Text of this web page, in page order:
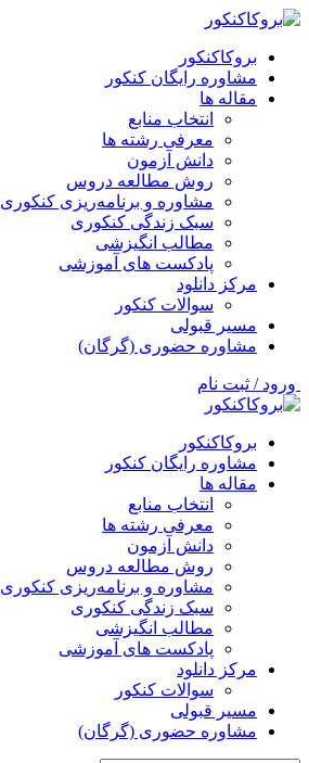
بروکاکنکور
مشاوره رایگان کنکور
مقاله ها
انتخاب منابع
معرفی رشته ها
دانش آزمون
روش مطالعه دروس
مشاوره و برنامه‌ریزی کنکوری
سبک زندگی کنکوری
مطالب انگیزشی
پادکست های آموزشی
مرکز دانلود
سوالات کنکور
مسیر قبولی
مشاوره حضوری (گرگان)
ورود / ثبت نام
بروکاکنکور
مشاوره رایگان کنکور
مقاله ها
انتخاب منابع
معرفی رشته ها
دانش آزمون
روش مطالعه دروس
مشاوره و برنامه‌ریزی کنکوری
سبک زندگی کنکوری
مطالب انگیزشی
پادکست های آموزشی
مرکز دانلود
سوالات کنکور
مسیر قبولی
مشاوره حضوری (گرگان)